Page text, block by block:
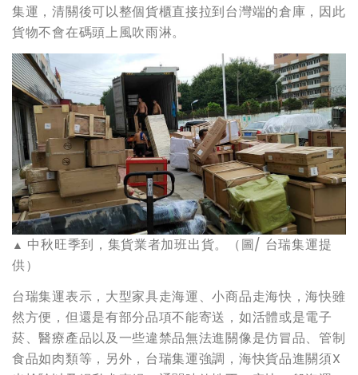
集運，清關後可以整個貨櫃直接拉到台灣端的倉庫，因此
貨物不會在碼頭上風吹雨淋。
▲ 中秋旺季到，集貨業者加班出貨。（圖/ 台瑞集運提
供）
台瑞集運表示，大型家具走海運、小商品走海快，海快雖
然方便，但還是有部分品項不能寄送，如活體或是電子
菸、醫療產品以及一些違禁品無法進關像是仿冒品、管制
食品如肉類等，另外，台瑞集運強調，海快貨品進關須X